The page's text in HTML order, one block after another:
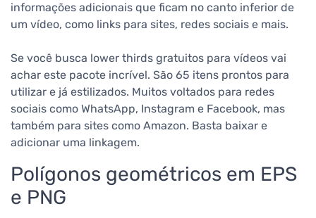
informações adicionais que ficam no canto inferior de
um vídeo, como links para sites, redes sociais e mais.
Se você busca lower thirds gratuitos para vídeos vai
achar este pacote incrível. São 65 itens prontos para
utilizar e já estilizados. Muitos voltados para redes
sociais como WhatsApp, Instagram e Facebook, mas
também para sites como Amazon. Basta baixar e
adicionar uma linkagem.
Polígonos geométricos em EPS
e PNG